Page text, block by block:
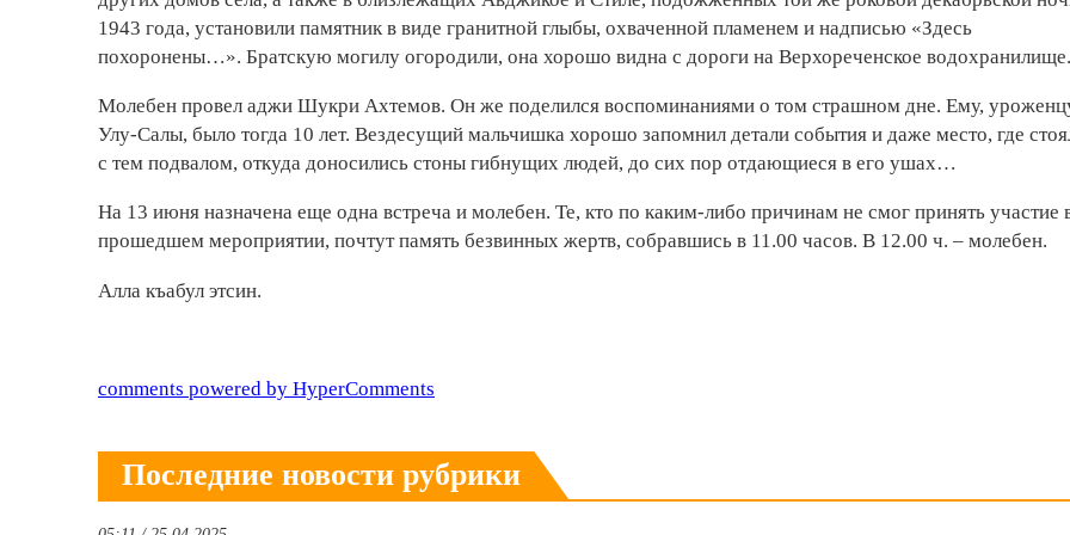
1943 года, установили памятник в виде гранитной глыбы, охваченной пламенем и надписью «Здесь
похоронены…». Братскую могилу огородили, она хорошо видна с дороги на Верхореченское водохранилище.
Молебен провел аджи Шукри Ахтемов. Он же поделился воспоминаниями о том страшном дне. Ему,
Улу-Салы, было тогда 10 лет. Вездесущий мальчишка хорошо запомнил детали события и даже место, где
с тем подвалом, откуда доносились стоны гибнущих людей, до сих пор отдающиеся в его ушах…
На 13 июня назначена еще одна встреча и молебен. Те, кто по каким-либо причинам не смог принять участие
прошедшем мероприятии, почтут память безвинных жертв, собравшись в 11.00 часов. В 12.00 ч. – молебен.
Алла къабул этсин.
comments powered by HyperComments
Последние новости рубрики